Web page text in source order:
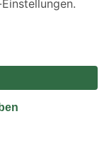
beziehen
Speditionsversand, hier
widerrufen